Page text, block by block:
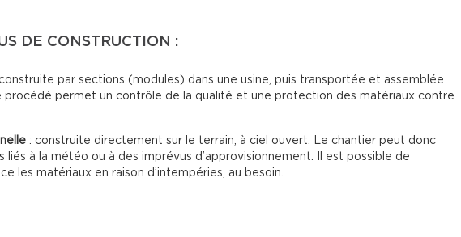
DE CONSTRUCTION :
par sections (modules) dans une usine, puis transportée et assemblée
procédé permet un contrôle de la qualité et une protection des matériaux contre
: construite directement sur le terrain, à ciel ouvert. Le chantier peut donc
liés à la météo ou à des imprévus d’approvisionnement. Il est possible de
les matériaux en raison d’intempéries, au besoin.